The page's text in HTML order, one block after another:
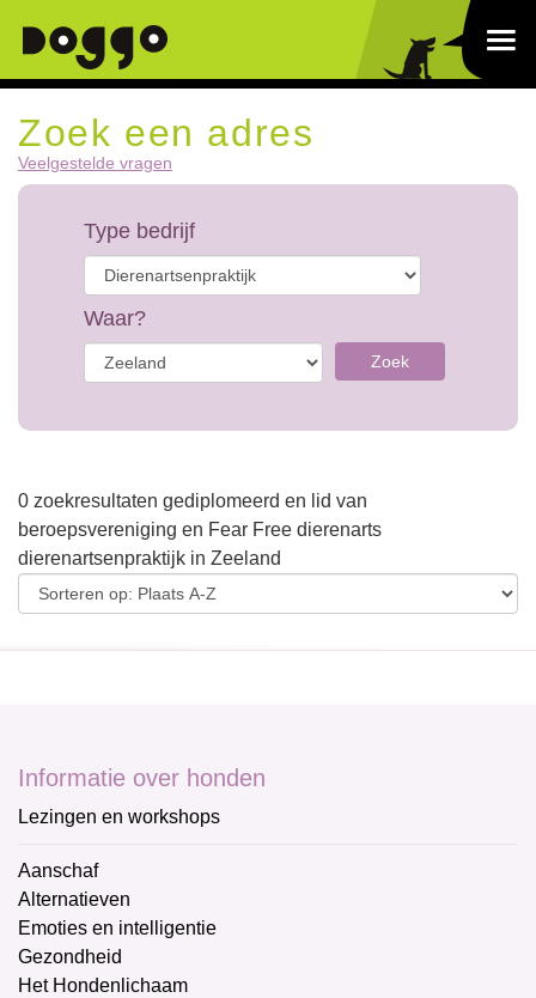
Zoek een adres
Veelgestelde vragen
Type bedrijf
Waar?
Zoek
0 zoekresultaten gediplomeerd en lid van
beroepsvereniging en Fear Free dierenarts
dierenartsenpraktijk in Zeeland
Informatie over honden
Lezingen en workshops
Aanschaf
Alternatieven
Emoties en intelligentie
Gezondheid
Het Hondenlichaam